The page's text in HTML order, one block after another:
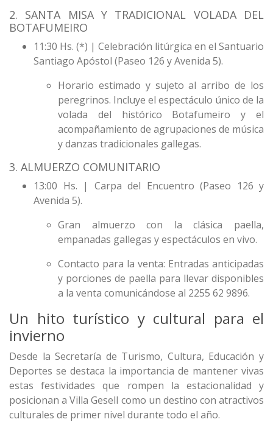
2. SANTA MISA Y TRADICIONAL VOLADA DEL
BOTAFUMEIRO
11:30 Hs. (*) | Celebración litúrgica en el Santuario
Santiago Apóstol (Paseo 126 y Avenida 5).
Horario estimado y sujeto al arribo de los
peregrinos. Incluye el espectáculo único de la
volada del histórico Botafumeiro y el
acompañamiento de agrupaciones de música
y danzas tradicionales gallegas.
3. ALMUERZO COMUNITARIO
13:00 Hs. | Carpa del Encuentro (Paseo 126 y
Avenida 5).
Gran almuerzo con la clásica paella,
empanadas gallegas y espectáculos en vivo.
Contacto para la venta: Entradas anticipadas
y porciones de paella para llevar disponibles
a la venta comunicándose al 2255 62 9896.
Un hito turístico y cultural para el
invierno
Desde la Secretaría de Turismo, Cultura, Educación y
Deportes se destaca la importancia de mantener vivas
estas festividades que rompen la estacionalidad y
posicionan a Villa Gesell como un destino con atractivos
culturales de primer nivel durante todo el año.